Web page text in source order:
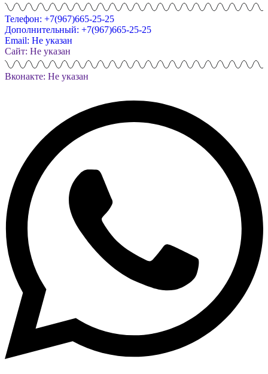
Телефон: +7(967)665-25-25
Дополнительный: +7(967)665-25-25
Email: Не указан
Сайт: Не указан
Вконакте: Не указан